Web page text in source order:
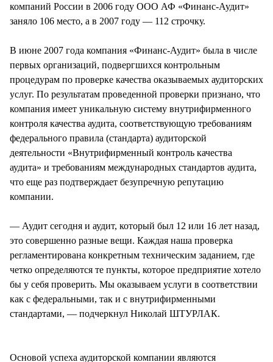
компаний России в 2006 году ООО АФ «Финанс-Аудит»
заняло 106 место, а в 2007 году — 112 строчку.
В июне 2007 года компания «Финанс-Аудит» была в числе
первых организаций, подвергшихся контрольным
процедурам по проверке качества оказываемых аудиторских
услуг. По результатам проведенной проверки признано, что
компания имеет уникальную систему внутрифирменного
контроля качества аудита, соответствующую требованиям
федерального правила (стандарта) аудиторской
деятельности «Внутрифирменный контроль качества
аудита» и требованиям международных стандартов аудита,
что еще раз подтверждает безупречную репутацию
компании.
— Аудит сегодня и аудит, который был 12 или 16 лет назад,
это совершенно разные вещи. Каждая наша проверка
регламентирована конкретным техническим заданием, где
четко определяются те пункты, которое предприятие хотело
бы у себя проверить. Мы оказываем услуги в соответствии
как с федеральными, так и с внутрифирменными
стандартами, — подчеркнул Николай ШТУРЛАК.
Основой успеха аудиторской компании являются